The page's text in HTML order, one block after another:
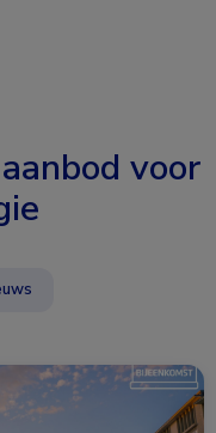
voor